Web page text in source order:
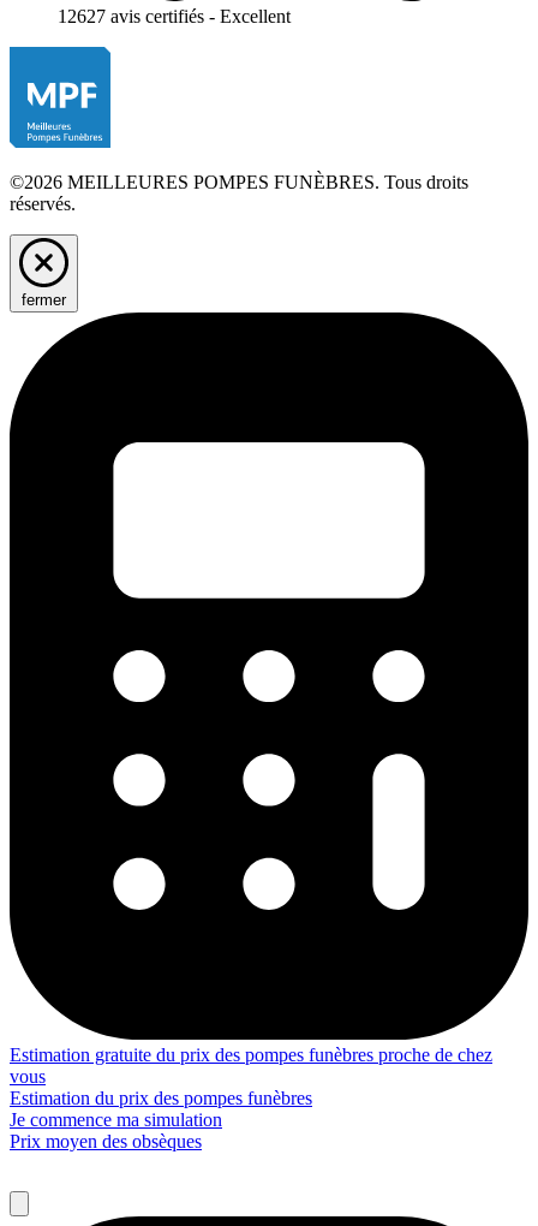
12627 avis certifiés - Excellent
©2026 MEILLEURES POMPES FUNÈBRES. Tous droits
réservés.
fermer
Estimation gratuite du prix des pompes funèbres proche de chez
vous
Estimation du prix des pompes funèbres
Je commence ma simulation
Prix moyen des obsèques